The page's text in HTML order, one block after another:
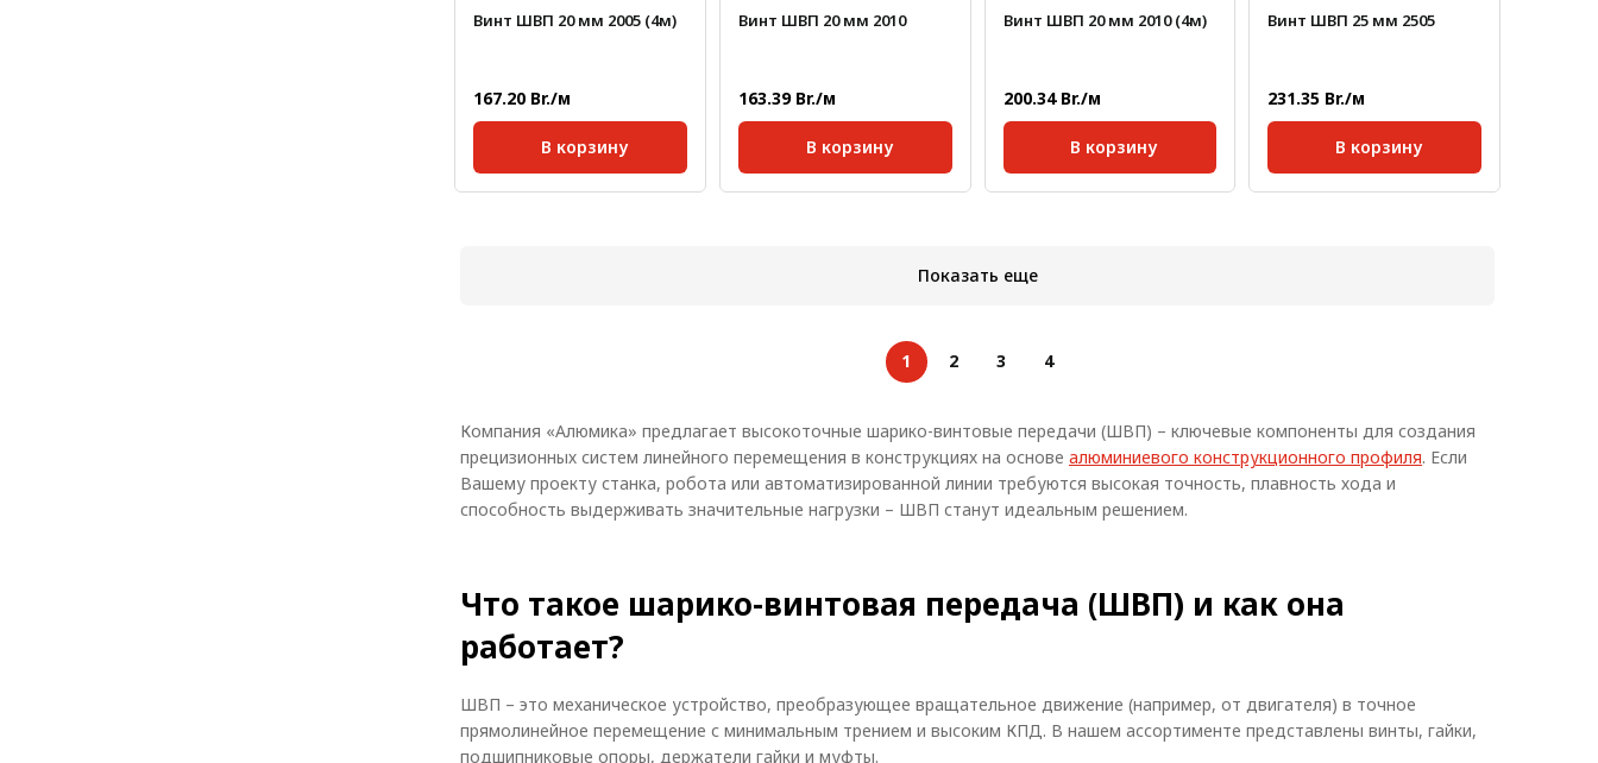
Винт ШВП 20 мм 2005 (4м)
167.20 Br./м
В корзину
Стандартная длина,
Винт ШВП 20 мм 2010
163.39 Br./м
В корзину
Стандартная длина,
Однозаходный
1680
Винт ШВП 20 мм 2010 (4м)
200.34 Br./м
В корзину
Стандартная длина,
Тип винта:
Нагрузка
Винт ШВП 25 мм 2505
231.35 Br./м
В корзину
Стандартная длина,
Показать еще
1 2 3 4
Компания «Алюмика» предлагает высокоточные шарико-винтовые передачи (ШВП) – ключевые компоненты для создания
прецизионных систем линейного перемещения в конструкциях на основе алюминиевого конструкционного профиля. Если
Вашему проекту станка, робота или автоматизированной линии требуются высокая точность, плавность хода и
способность выдерживать значительные нагрузки – ШВП станут идеальным решением.
Что такое шарико-винтовая передача (ШВП) и как она
работает?
ШВП – это механическое устройство, преобразующее вращательное движение (например, от двигателя) в точное
прямолинейное перемещение с минимальным трением и высоким КПД. В нашем ассортименте представлены винты, гайки,
подшипниковые опоры, держатели гайки и муфты.